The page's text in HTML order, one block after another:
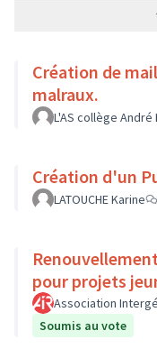
Création de
malraux.
L'AS collège André
Création d'un
LATOUCHE Karine
pour projets
Association
Soumis au vote